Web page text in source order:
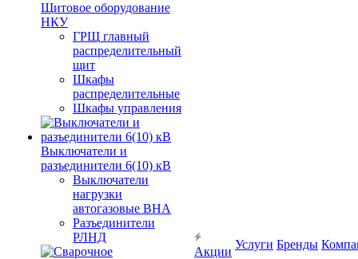
Щитовое оборудование
НКУ
ГРЩ главный
распределительный
щит
Шкафы
распределительные
Шкафы управления
Выключатели и
разъединители 6(10) кВ
Выключатели
нагрузки
автогазовые ВНА
Разъединители
РЛНД
Акции
Услуги Бренды